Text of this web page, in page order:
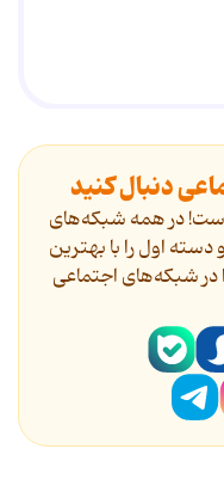
دنبال کنید
است! در همه شبکه‌های
اول را با بهترین
در شبکه‌های اجتماعی